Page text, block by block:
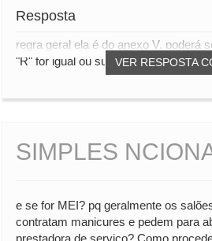
Resposta
VER RESPOSTA
regra geral ela é do anexo V, poderá
"R" for igual ou superior a 28%...
SIMPLES
e se for MEI? pq geralmente os
contratam manicures e pedem para